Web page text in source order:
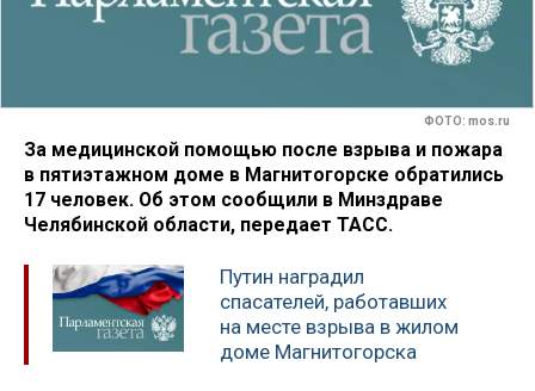
ФОТО: mos.ru
За медицинской помощью после взрыва и пожара
в пятиэтажном доме в Магнитогорске обратились
17 человек. Об этом сообщили в Минздраве
Челябинской области, передает ТАСС.
Путин наградил
спасателей, работавших
на месте взрыва в жилом
доме Магнитогорска